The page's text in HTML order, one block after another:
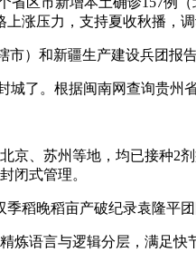
涨压力，支持夏收秋播，调
市）和新疆生产建设兵团报
城了。根据闽南网查询贵
京、苏州等地，均已接种
闭式管理。
稻晚稻亩产破纪录袁隆平
炼语言与逻辑分层，满足快